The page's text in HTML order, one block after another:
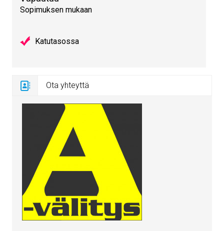
Sopimuksen mukaan
Katutasossa
Ota yhteyttä